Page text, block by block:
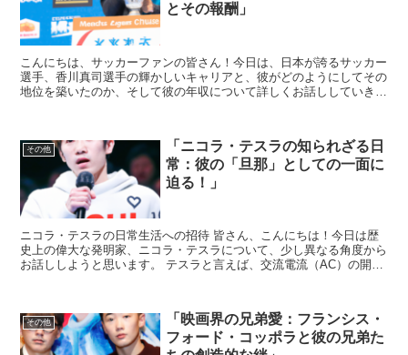
とその報酬」
こんにちは、サッカーファンの皆さん！今日は、日本が誇るサッカー
選手、香川真司選手の輝かしいキャリアと、彼がどのようにしてその
地位を築いたのか、そして彼の年収について詳しくお話ししていきた
その他
「ニコラ・テスラの知られざる日
常：彼の「旦那」としての一面に
迫る！」
ニコラ・テスラの日常生活への招待 皆さん、こんにちは！今日は歴
史上の偉大な発明家、ニコラ・テスラについて、少し異なる角度から
お話ししようと思います。 テスラと言えば、交流電流（AC）の開発
その他
「映画界の兄弟愛：フランシス・
フォード・コッポラと彼の兄弟た